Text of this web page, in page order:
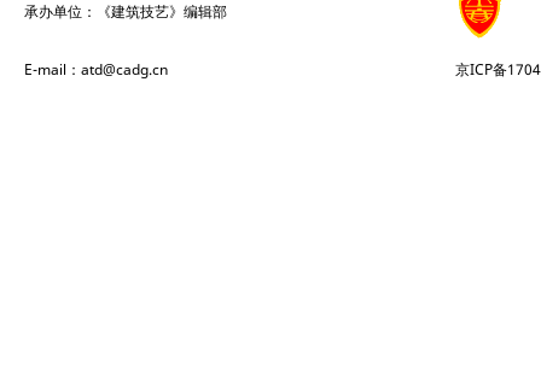
承办单位：《建筑技艺》编辑部
E-mail：atd@cadg.cn 京ICP备